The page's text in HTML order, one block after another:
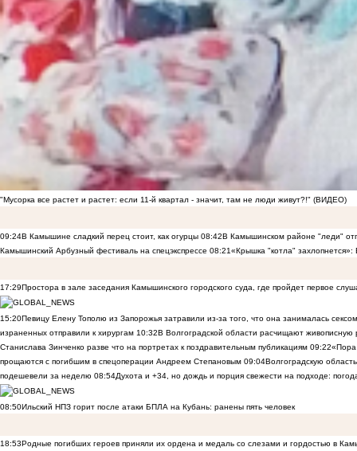
"Мусорка все растет и растет: если 11-й квартал - значит, там не люди живут?!" (ВИДЕО)
09:24В Камышине сладкий перец стоит, как огурцы 08:42В Камышинском районе "леди"
Камышинский Арбузный фестиваль на спецэкспрессе 08:21«Крышка "котла"
17:29Простора в зале заседания Камышинского городского суда, где пройдет первое
15:20Певицу Елену Тополю из Запорожья затравили из-за того, что она занималась
израненных отправили к хирургам 10:32В Волгоградской области расчищают
Станислава Зинченко разве что на портретах к поздравительным публикациям 09:22«Пора
прощаются с погибшим в спецоперации Андреем Степановым 09:04Волгоградскую
подешевели за неделю 08:54Духота и +34, но дождь и порция свежести на подходе:
08:50Ильский НПЗ горит после атаки БПЛА на Кубань: ранены пять человек
18:53Родные погибших героев приняли их ордена и медаль со слезами и гордостью в